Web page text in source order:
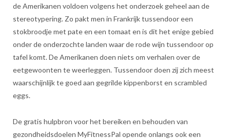
de Amerikanen voldoen volgens het onderzoek geheel aan de
stereotypering. Zo pakt men in Frankrijk tussendoor een
stokbroodje met pate en een tomaat en is dit het enige gebied
onder de onderzochte landen waar de rode wijn tussendoor op
tafel komt. De Amerikanen doen niets om verhalen over de
eetgewoonten te weerleggen. Tussendoor doen zij zich meest
waarschijnlijk te goed aan gegrilde kippenborst en scrambled
eggs.
De gratis hulpbron voor het bereiken en behouden van
gezondheidsdoelen MyFitnessPal opende onlangs ook een